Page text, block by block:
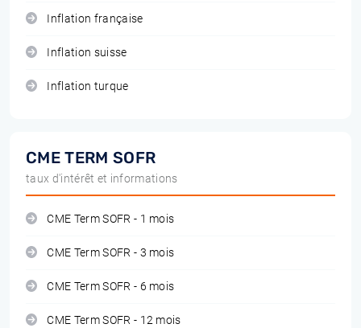
Inflation française
Inflation suisse
Inflation turque
CME TERM SOFR
taux d'intérêt et informations
CME Term SOFR - 1 mois
CME Term SOFR - 3 mois
CME Term SOFR - 6 mois
CME Term SOFR - 12 mois